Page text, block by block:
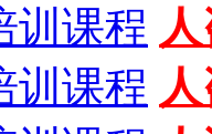
训课程
训课程